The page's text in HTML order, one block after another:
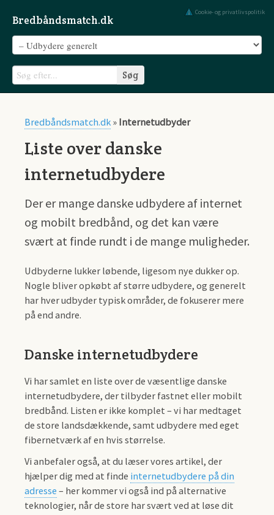
Bredbåndsmatch.dk
Cookie- og privatlivspolitik
Bredbåndsmatch.dk » Internetudbyder
Liste over danske
internetudbydere
Der er mange danske udbydere af internet
og mobilt bredbånd, og det kan være
svært at finde rundt i de mange muligheder.
Udbyderne lukker løbende, ligesom nye dukker op.
Nogle bliver opkøbt af større udbydere, og generelt
har hver udbyder typisk områder, de fokuserer mere
på end andre.
Danske internetudbydere
Vi har samlet en liste over de væsentlige danske
internetudbydere, der tilbyder fastnet eller mobilt
bredbånd. Listen er ikke komplet – vi har medtaget
de store landsdækkende, samt udbydere med eget
fibernetværk af en hvis størrelse.
Vi anbefaler også, at du læser vores artikel, der
hjælper dig med at finde internetudbydere på din
adresse – her kommer vi også ind på alternative
teknologier, når de store har svært ved at løse dit